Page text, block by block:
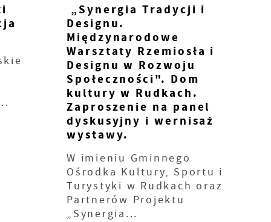
„Synergia Tradycji i
Designu.
Międzynarodowe
Warsztaty Rzemiosła i
Designu w Rozwoju
Społeczności". Dom
kultury w Rudkach.
Zaproszenie na panel
dyskusyjny i wernisaż
wystawy.
W imieniu Gminnego
Ośrodka Kultury, Sportu i
Turystyki w Rudkach oraz
Partnerów Projektu
„Synergia...